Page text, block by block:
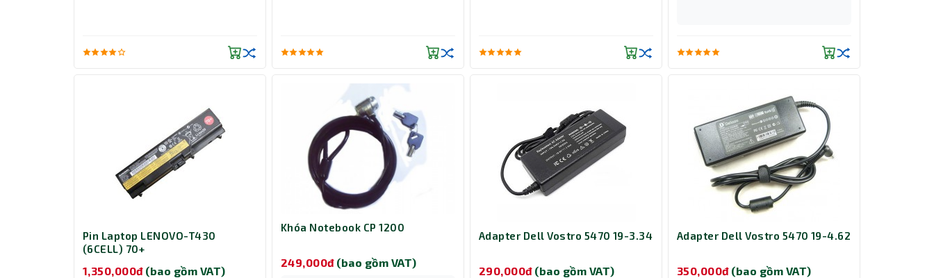
Pin Laptop LENOVO-T430
(6CELL) 70+
1,350,000đ (bao gồm VAT)
Khóa Notebook CP 1200
249,000đ (bao gồm VAT)
Adapter Dell Vostro 5470 19-3.34
290,000đ (bao gồm VAT)
Adapter Dell Vostro 5470 19-4.62
350,000đ (bao gồm VAT)